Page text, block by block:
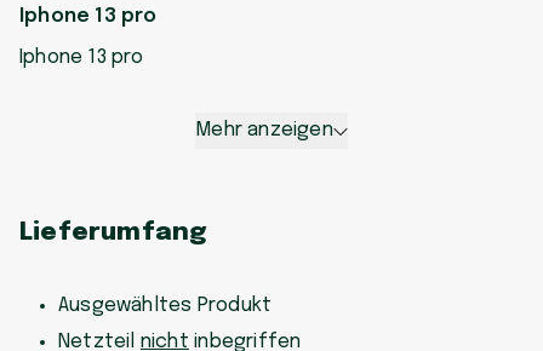
Iphone 13 pro
Iphone 13 pro
Mehr anzeigen
Lieferumfang
Ausgewähltes Produkt
Netzteil nicht inbegriffen